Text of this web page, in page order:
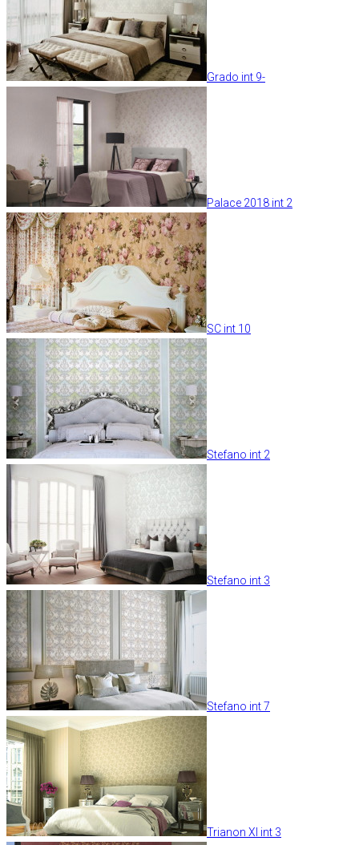
Grado int 9-
Palace 2018 int 2
SC int 10
Stefano int 2
Stefano int 3
Stefano int 7
Trianon XI int 3